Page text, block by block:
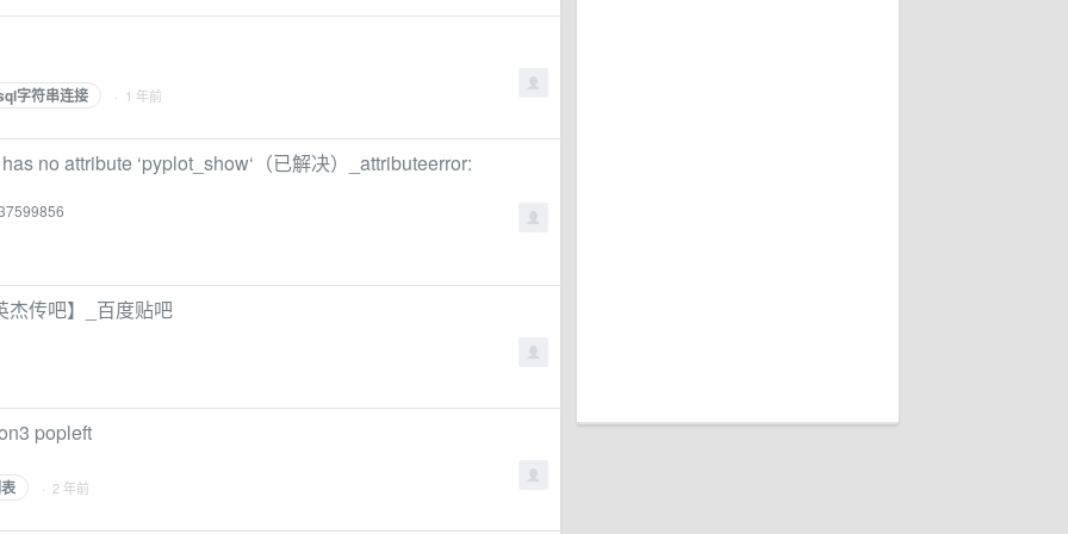
字符串连接 · 1 年前
no attribute ‘pyplot_show‘（已解决）_attributeerror:
杰传吧】_百度贴吧
popleft
· 2 年前